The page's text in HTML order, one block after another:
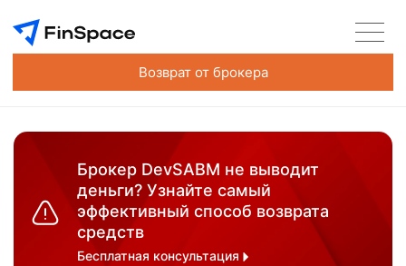
Возврат от брокера
Брокер DevSABM не выводит
деньги? Узнайте самый
эффективный способ возврата
средств
Бесплатная консультация